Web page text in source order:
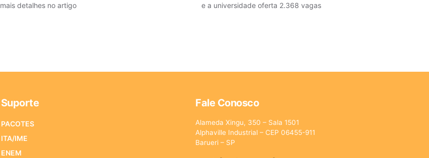
mais detalhes no artigo
e a universidade oferta 2.368 vagas
Suporte
PACOTES
ITA/IME
ENEM
Fale Conosco
Alameda Xingu, 350 – Sala 1501
Alphaville Industrial – CEP 06455-911
Barueri – SP